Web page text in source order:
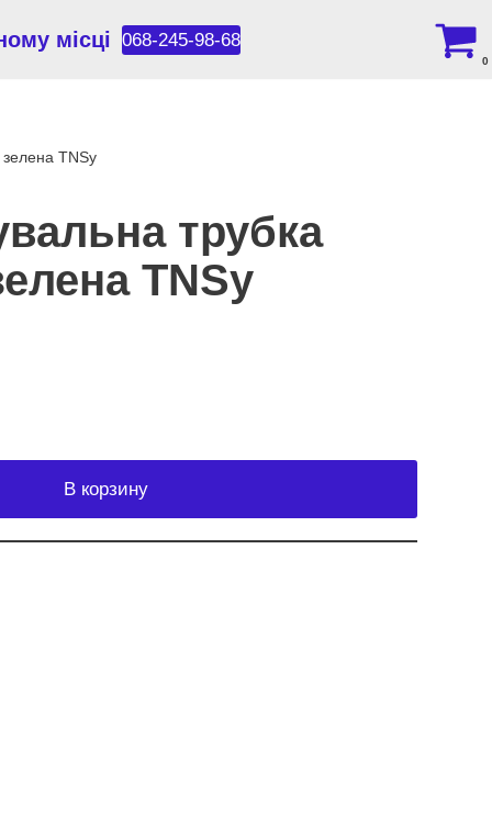
місці 068-245-98-68
0
TNSy
трубка
TNSy
В корзину